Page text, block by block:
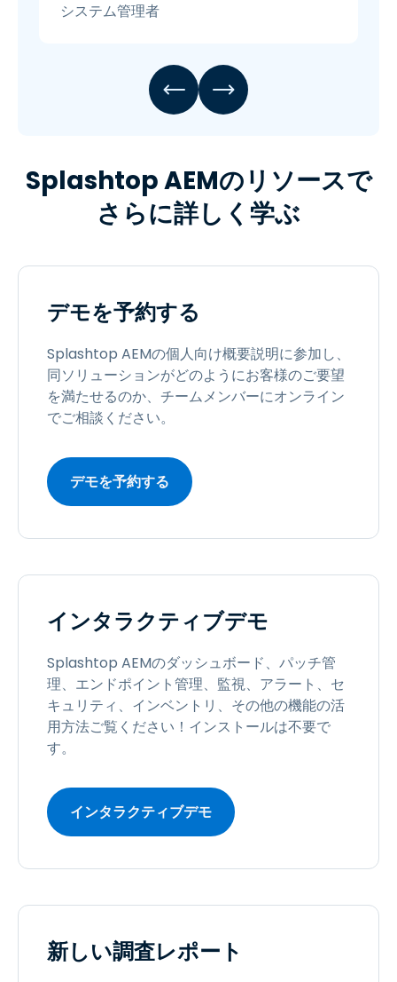
システム管理者
Splashtop AEMのリソースで
さらに詳しく学ぶ
デモを予約する
Splashtop AEMの個人向け概要説明に参加し、
同ソリューションがどのようにお客様のご要望
を満たせるのか、チームメンバーにオンライン
でご相談ください。
デモを予約する
インタラクティブデモ
Splashtop AEMのダッシュボード、パッチ管
理、エンドポイント管理、監視、アラート、セ
キュリティ、インベントリ、その他の機能の活
用方法ご覧ください！インストールは不要で
す。
インタラクティブデモ
新しい調査レポート